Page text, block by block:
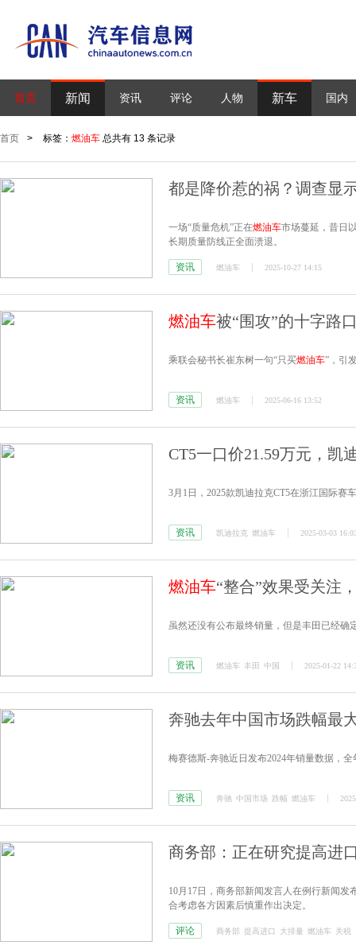
首页 新闻 资讯 评论 人物 新车 国内
首页 > 标签： 燃油车 总共有 13 条记录
都是降价惹的祸？调查显
一场“质量危机”正在燃油车市场蔓延，昔日
长期质量防线正全面溃退。
资讯 燃油车 2025-10-27 14:15
燃油车被“围攻”的十字路
乘联会秘书长崔东树一句“只买燃油车”，引
资讯 燃油车 2025-06-16 13:52
CT5一口价21.59万元，凯
3月1日，2025款凯迪拉克CT5在浙江国际赛
资讯 凯迪拉克 燃油车 2025-03-03
燃油车“整合”效果受关注
虽然还没有公布最终销量，但是丰田已经确
资讯 燃油车 丰田 中国 2025-01-22
奔驰去年中国市场跌幅最
梅赛德斯-奔驰近日发布2024年销量数据，
资讯 奔驰 中国市场 跌幅 燃油车
商务部：正在研究提高进
10月17日，商务部新闻发言人在例行新闻
合考虑各方因素后慎重作出决定。
评论 商务部 提高进口 大排量 燃油车 关税